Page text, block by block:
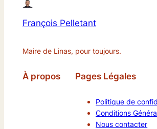
François Pelletant
Maire de Linas, pour toujours.
À propos Pages Légales
Politique de
Conditions
Nous contacter